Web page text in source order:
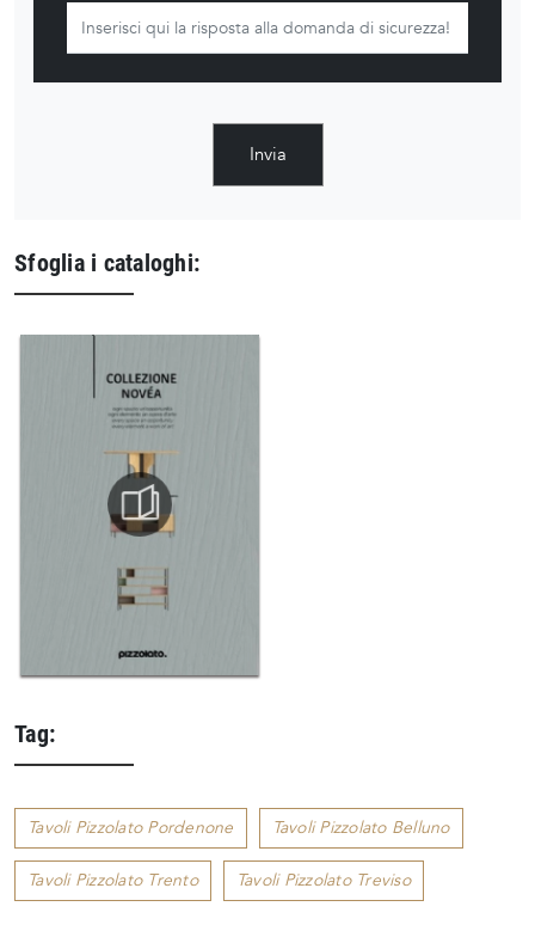
Invia
Sfoglia i cataloghi:
Tag:
Tavoli Pizzolato Pordenone Tavoli Pizzolato Belluno
Tavoli Pizzolato Trento Tavoli Pizzolato Treviso